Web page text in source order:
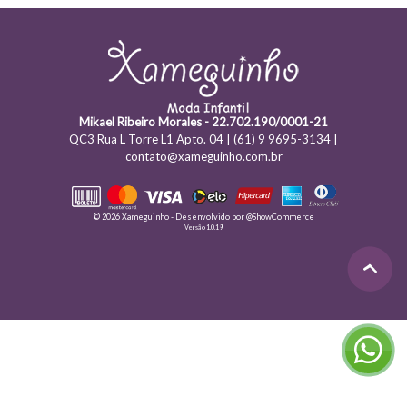
Mikael Ribeiro Morales - 22.702.190/0001-21
QC3 Rua L Torre L1 Apto. 04 | (61) 9 9695-3134 |
contato@xameguinho.com.br
© 2026 Xameguinho - Desenvolvido por@ShowCommerce
Versão 1.0.19